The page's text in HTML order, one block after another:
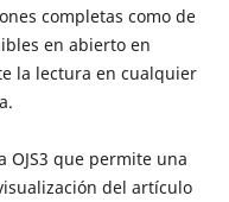
completas como de
en abierto en
la lectura en cualquier
OJS3 que permite una
del artículo